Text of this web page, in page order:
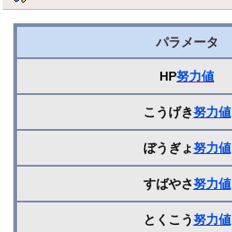
パラメータ
HP努力値
こうげき努力値
ぼうぎょ努力値
すばやさ努力値
とくこう努力値